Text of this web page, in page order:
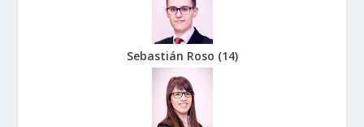
Sebastián Roso (14)